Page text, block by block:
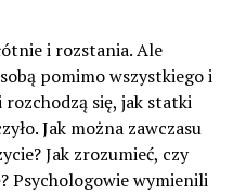
i rozstania. Ale
pomimo wszystkiego i
się, jak statki
Jak można zawczasu
Jak zrozumieć, czy
Psychologowie wymienili